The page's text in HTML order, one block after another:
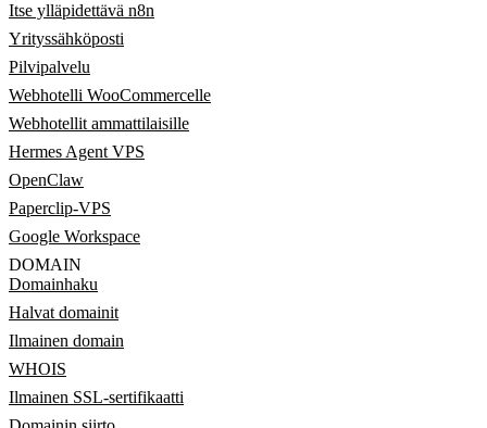
Itse ylläpidettävä n8n
Yrityssähköposti
Pilvipalvelu
Webhotelli WooCommercelle
Webhotellit ammattilaisille
Hermes Agent VPS
OpenClaw
Paperclip-VPS
Google Workspace
DOMAIN
Domainhaku
Halvat domainit
Ilmainen domain
WHOIS
Ilmainen SSL-sertifikaatti